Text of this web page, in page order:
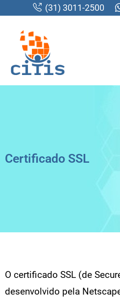
(31) 3011-2500
Certificado SSL
O certificado SSL (de
desenvolvido pela